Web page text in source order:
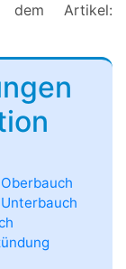
Artikel: